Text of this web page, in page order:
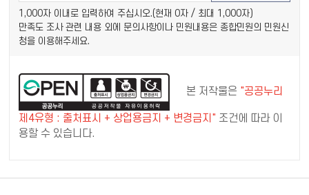
1,000자 이내로 입력하여 주십시오.(현재 0자 / 최대 1,000자)
만족도 조사 관련 내용 외에 문의사항이나 민원내용은 종합민원의 민원신
청을 이용해주세요.
본 저작물은 "공공누리
제4유형 : 출처표시 + 상업용금지 + 변경금지" 조건에 따라 이
용할 수 있습니다.